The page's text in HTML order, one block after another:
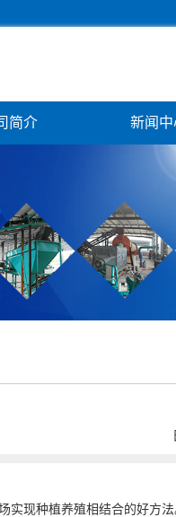
简介 新闻中
实现种植养殖相结合的好方